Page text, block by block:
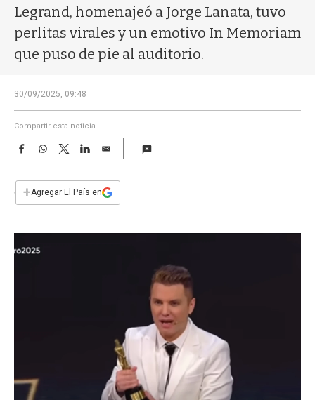
Legrand, homenajeó a Jorge Lanata, tuvo
perlitas virales y un emotivo In Memoriam
que puso de pie al auditorio.
30/09/2025, 09:48
Compartir esta noticia
F
e
b
W
s
T
w
t
L
E
i
l
+Agregar El País en